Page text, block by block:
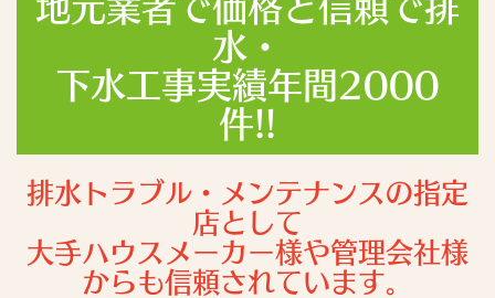
地元業者で価格と信頼で排
水・
下水工事実績年間2000
件!!
排水トラブル・メンテナンスの指定
店として
大手ハウスメーカー様や管理会社様
からも信頼されています。